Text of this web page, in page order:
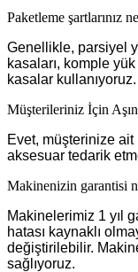
Paketleme şartlarınız
Genellikle, parsiyel
kasaları, komple
kasalar kullanıyoruz.
Müşterileriniz İçin
Evet, müşterinize ait
aksesuar tedarik
Makinenizin garantisi
Makinelerimiz 1 yıl
hatası kaynaklı
değiştirilebilir.
sağlıyoruz.